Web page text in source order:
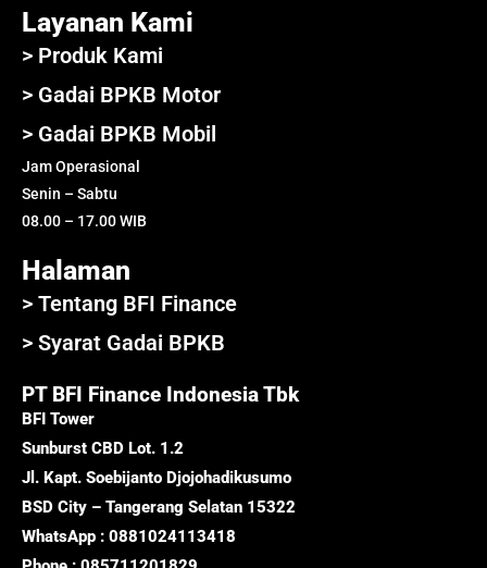
Layanan Kami
> Produk Kami
> Gadai BPKB Motor
> Gadai BPKB Mobil
Jam Operasional
Senin – Sabtu
08.00 – 17.00 WIB
Halaman
> Tentang BFI Finance
> Syarat Gadai BPKB
PT BFI Finance Indonesia Tbk
BFI Tower
Sunburst CBD Lot. 1.2
Jl. Kapt. Soebijanto Djojohadikusumo
BSD City – Tangerang Selatan 15322
WhatsApp : 0881024113418